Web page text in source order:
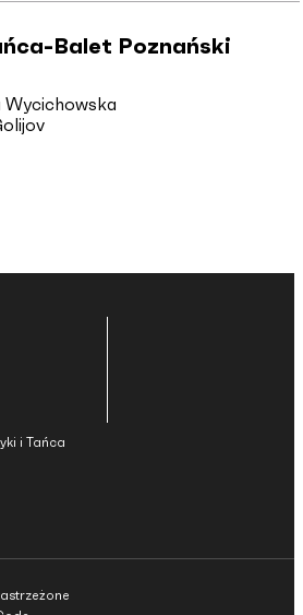
Balet Poznański
Wycichowska
i Tańca